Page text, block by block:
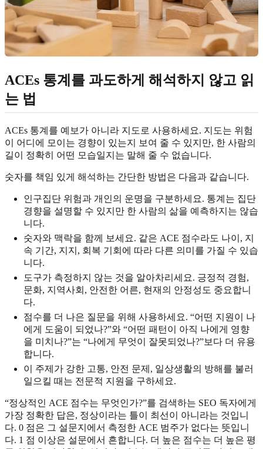
ACEs 통계를 과도하게 해석하지 않고 읽
는 법
ACEs 통계를 예보가 아니라 지도로 사용하세요. 지도는 위험
이 어디에 모이는 경향이 있는지 보여 줄 수 있지만, 한 사람의
길이 정확히 어떤 모습일지는 말해 줄 수 없습니다.
숫자를 책임 있게 해석하는 간단한 방법은 다음과 같습니다.
인구집단 위험과 개인의 운명을 구분하세요. 통계는 집단
경향을 설명할 수 있지만 한 사람의 삶을 예측하지는 않습
니다.
숫자와 맥락을 함께 보세요. 같은 ACE 점수라도 나이, 지
속 기간, 지지, 회복 기회에 따라 다른 의미를 가질 수 있습
니다.
도구가 측정하지 않는 것을 알아차리세요. 긍정적 경험,
문화, 지역사회, 안전한 어른, 현재의 안정성도 중요합니
다.
점수를 더 나은 질문을 위해 사용하세요. “어떤 지원이 나
에게 도움이 되었나?”와 “어떤 패턴이 아직 나에게 영향
을 미치나?”는 “나에게 무엇이 잘못되었나?”보다 더 유용
합니다.
이 주제가 강한 고통, 안전 문제, 일상생활의 방해를 불러
일으킬 때는 전문적 지원을 구하세요.
“정상적인 ACE 점수는 무엇인가?”를 검색하는 SEO 독자에게
가장 정확한 답은, 정상이라는 틀이 최선이 아니라는 것입니
다. 0 점은 그 설문지에서 측정한 ACE 범주가 없다는 뜻입니
다. 1 점 이상은 설문에서 흔합니다. 더 높은 점수는 더 높은 평